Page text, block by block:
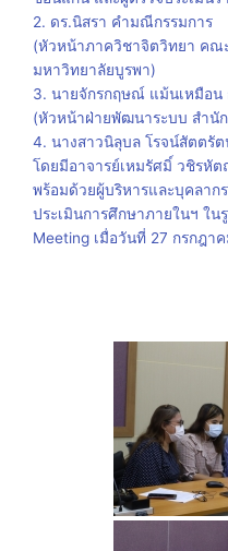
2. ดร.นิสรา คำมณี​กรรมการ
(หัวหน้าภาควิชาจิตวิทยา คณ
มหาวิทยาลัยบูรพา)
3. นายจักรกฤษณ์ แม้นเหมือน
(หัวหน้าฝ่ายพัฒนาระบบ สำนั
4. นางสาวนิลุบล โรจน์สัตตรัต
โดยมีอาจารย์เหมรัศมิ์ วชิรหั
พร้อมด้วยผู้บริหารและบุคลาก
ประเมินการศึกษาภายในฯ ใ
Meeting เมื่อวันที่ 27 กรกฎา